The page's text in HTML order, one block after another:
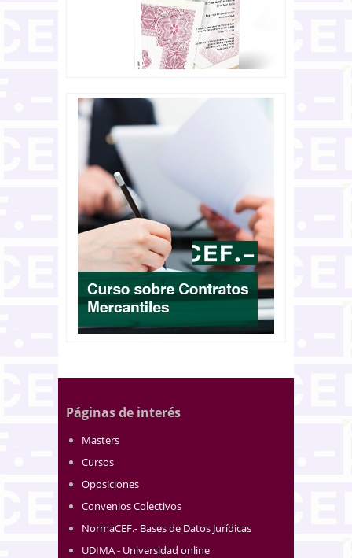
Páginas de interés
Masters
Cursos
Oposiciones
Convenios Colectivos
NormaCEF.- Bases de Datos Jurídicas
UDIMA - Universidad online